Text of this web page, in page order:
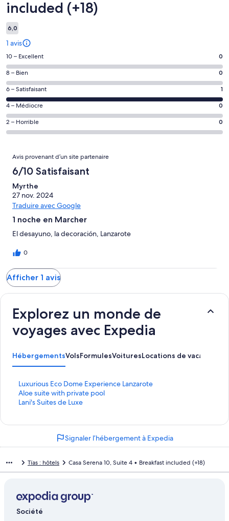
included (+18)
6,0
1 avis
Note
des
voyageurs
de 10
(Excellent),
d’après 0 avis
sur 1.
10 – Excellent 0
Note
des
voyageurs
de 8
(Bien),
d’après 0 avis
8 – Bien 0
Note
des
voyageurs
de 6
(Satisfaisant),
sur 1.
6 – Satisfaisant 1
Note
des
voyageurs
d’après 0 avis
sur 1.
4 – Médiocre 0
Note
des
de 2
(Horrible),
d’après 0 avis
sur 1.
2 – Horrible 0
Avis
Avis provenant d’un site partenaire
6/10 Satisfaisant
Myrthe
27 nov. 2024
Traduire avec Google
1 noche en Marcher
El desayuno, la decoración, Lanzarote
0
Afficher 1 avis
Explorez un monde de
voyages avec Expedia
HébergementsVolsFormulesVoituresLocations de vacances
Luxurious Eco Dome Experience Lanzarote
L
i
e
r
n
t
a
p
a
Aloe suite with private pool
L
i
v
n
l
a
p
Lani's Suites de Luxe
L
u
a
t
l
a
Signaler l’hébergement à Expedia
Tías : hôtels Casa Serena 10, Suite 4 • Breakfast included (+18)
Société